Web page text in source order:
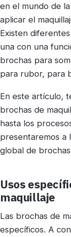
en el mundo de
aplicar el
Existen
una con una
brochas para
para rubor, para
En este artículo,
brochas de
hasta los
presentaremos a
global de
Usos
maquillaje
Las brochas de
específicos. A